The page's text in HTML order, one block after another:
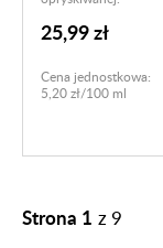
25,99 zł
Cena jednostkowa:
5,20 zł/100 ml
Strona 1 z 9